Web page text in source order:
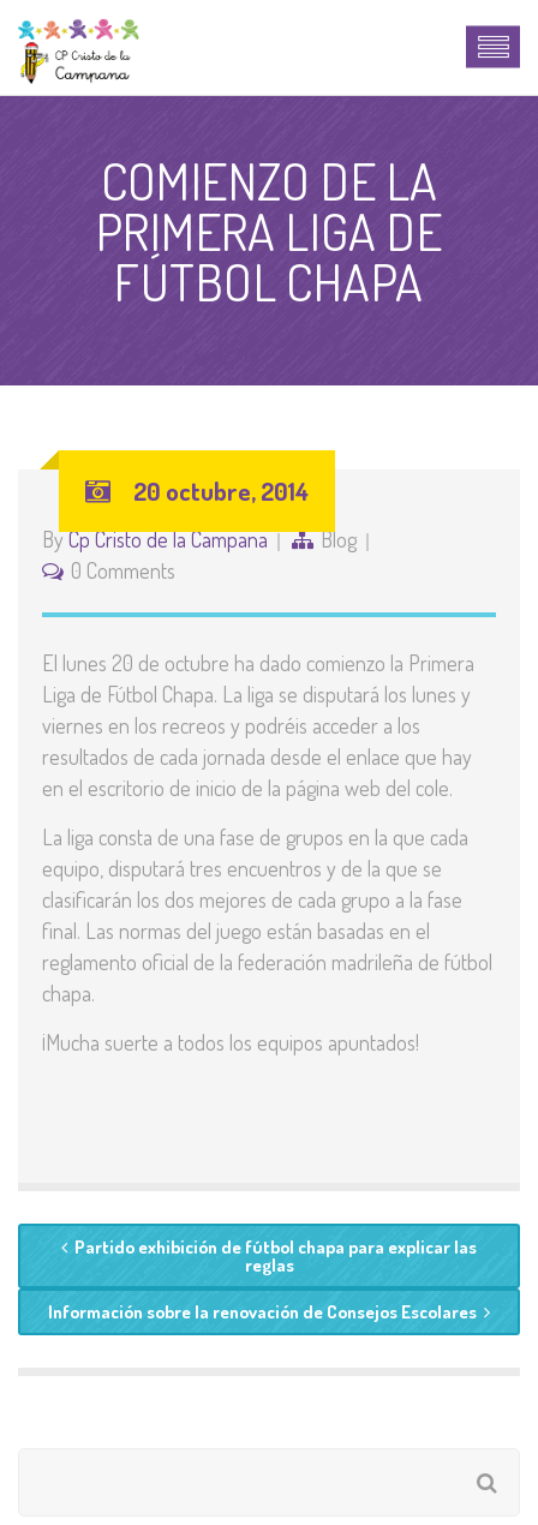
COMIENZO DE LA
PRIMERA LIGA DE
FÚTBOL CHAPA
20 octubre, 2014
ByCp Cristo de la Campana
Blog
0 Comments
El lunes 20 de octubre ha dado comienzo la Primera
Liga de Fútbol Chapa. La liga se disputará los lunes y
viernes en los recreos y podréis acceder a los
resultados de cada jornada desde el enlace que hay
en el escritorio de inicio de la página web del cole.
La liga consta de una fase de grupos en la que cada
equipo, disputará tres encuentros y de la que se
clasificarán los dos mejores de cada grupo a la fase
final. Las normas del juego están basadas en el
reglamento oficial de la federación madrileña de fútbol
chapa.
¡Mucha suerte a todos los equipos apuntados!
Partido exhibición de fútbol chapa para explicar las
reglas
Información sobre la renovación de Consejos Escolares